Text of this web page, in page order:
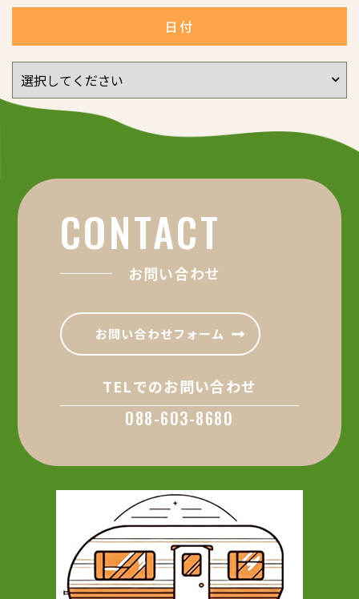
日付
CONTACT
お問い合わせ
お問い合わせフォーム
TELでのお問い合わせ
088-603-8680